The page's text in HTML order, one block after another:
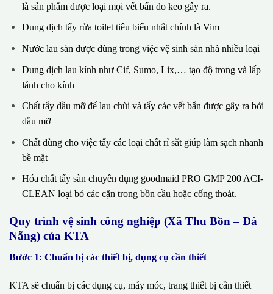
là sản phẩm được loại mọi vết bẩn do keo gây ra.
Dung dịch tẩy rửa toilet tiêu biểu nhất chính là Vim
Nước lau sàn được dùng trong việc vệ sinh sàn nhà nhiều loại
Dung dịch lau kính như Cif, Sumo, Lix,… tạo độ trong và lấp
lánh cho kính
Chất tẩy dầu mỡ để lau chùi và tẩy các vết bẩn được gây ra bởi
dầu mỡ
Chất dùng cho việc tẩy các loại chất rỉ sắt giúp làm sạch nhanh
bề mặt
Hóa chất tẩy sàn chuyên dụng goodmaid PRO GMP 200 ACI-
CLEAN loại bỏ các cặn trong bồn cầu hoặc cống thoát.
Quy trình vệ sinh công nghiệp (Xã Thu Bồn – Đà
Nẵng) của KTA
Bước 1: Chuẩn bị các thiết bị, dụng cụ cần thiết
KTA sẽ chuẩn bị các dụng cụ, máy móc, trang thiết bị cần thiết